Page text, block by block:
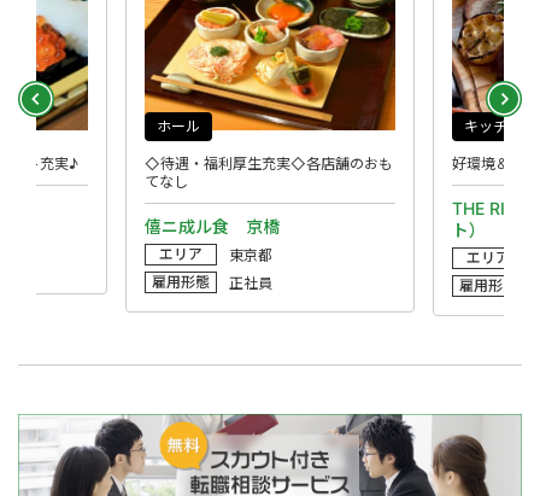
ート充実♪
僖ニ成ル食 京橋
◇待遇・福利厚生充実◇各店舗のおも
てなし
ホール
エリア
東京都
雇用形態
正社員
THE
ト）
好環境＆厚
キッチン
エリア
雇用形態